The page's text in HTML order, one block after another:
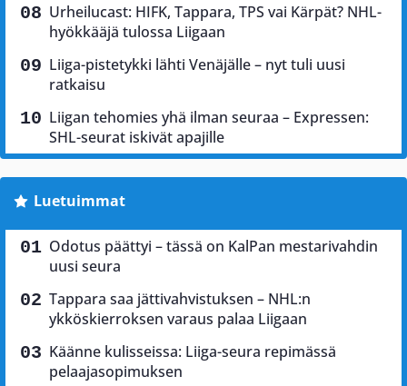
Urheilucast: HIFK, Tappara, TPS vai Kärpät? NHL-
hyökkääjä tulossa Liigaan
Liiga-pistetykki lähti Venäjälle – nyt tuli uusi
ratkaisu
Liigan tehomies yhä ilman seuraa – Expressen:
SHL-seurat iskivät apajille
Luetuimmat
Odotus päättyi – tässä on KalPan mestarivahdin
uusi seura
Tappara saa jättivahvistuksen – NHL:n
ykköskierroksen varaus palaa Liigaan
Käänne kulisseissa: Liiga-seura repimässä
pelaajasopimuksen